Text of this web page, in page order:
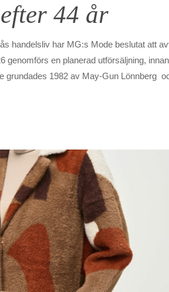
44 år
handelsliv har MG:s Mode beslutat att
genomförs en planerad utförsäljning,
grundades 1982 av May-Gun Lönnberg